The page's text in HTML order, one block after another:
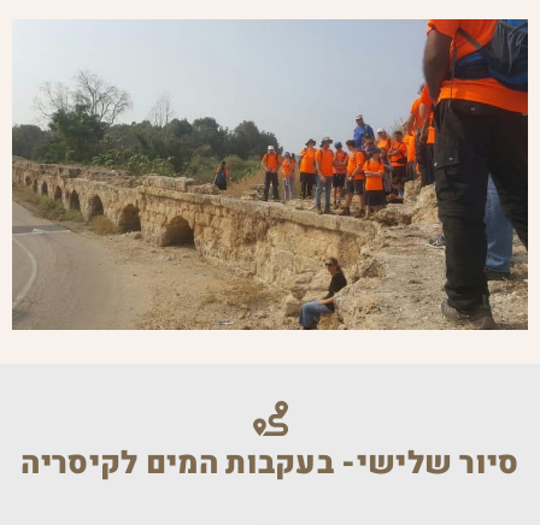
סיור שלישי- בעקבות המים לקיסריה